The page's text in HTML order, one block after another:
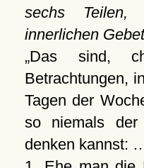
sechs
innerlichen
Das sind,
Betrachtungen,
Tagen der
so niemals
denken kannst: